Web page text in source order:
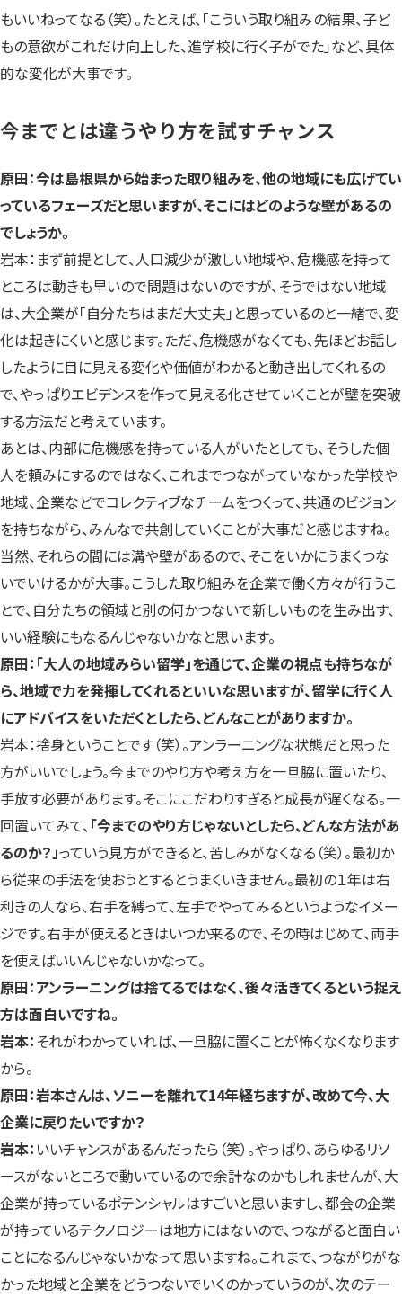
もいいねってなる（笑）。たとえば、「こういう取り組みの結果、子ど
もの意欲がこれだけ向上した、進学校に行く子がでた」など、具体
的な変化が大事です。
今までとは違うやり方を試すチャンス
原田：今は島根県から始まった取り組みを、他の地域にも広げてい
っているフェーズだと思いますが、そこにはどのような壁があるの
でしょうか。
岩本：まず前提として、人口減少が激しい地域や、危機感を持って
ところは動きも早いので問題はないのですが、そうではない地域
は、大企業が「自分たちはまだ大丈夫」と思っているのと一緒で、変
化は起きにくいと感じます。ただ、危機感がなくても、先ほどお話し
したように目に見える変化や価値がわかると動き出してくれるの
で、やっぱりエビデンスを作って見える化させていくことが壁を突破
する方法だと考えています。
あとは、内部に危機感を持っている人がいたとしても、そうした個
人を頼みにするのではなく、これまでつながっていなかった学校や
地域、企業などでコレクティブなチームをつくって、共通のビジョン
を持ちながら、みんなで共創していくことが大事だと感じますね。
当然、それらの間には溝や壁があるので、そこをいかにうまくつな
いでいけるかが大事。こうした取り組みを企業で働く方々が行うこ
とで、自分たちの領域と別の何かつないで新しいものを生み出す、
いい経験にもなるんじゃないかなと思います。
原田：「大人の地域みらい留学」を通じて、企業の視点も持ちなが
ら、地域で力を発揮してくれるといいな思いますが、留学に行く人
にアドバイスをいただくとしたら、どんなことがありますか。
岩本：捨身ということです（笑）。アンラーニングな状態だと思った
方がいいでしょう。今までのやり方や考え方を一旦脇に置いたり、
手放す必要があります。そこにこだわりすぎると成長が遅くなる。一
回置いてみて、「今までのやり方じゃないとしたら、どんな方法があ
るのか？」っていう見方ができると、苦しみがなくなる（笑）。最初か
ら従来の手法を使おうとするとうまくいきません。最初の１年は右
利きの人なら、右手を縛って、左手でやってみるというようなイメー
ジです。右手が使えるときはいつか来るので、その時はじめて、両手
を使えばいいんじゃないかなって。
原田：アンラーニングは捨てるではなく、後々活きてくるという捉え
方は面白いですね。
岩本： それがわかっていれば、一旦脇に置くことが怖くなくなります
から。
原田：岩本さんは、ソニーを離れて14年経ちますが、改めて今、大
企業に戻りたいですか？
岩本： いいチャンスがあるんだったら（笑）。やっぱり、あらゆるリソ
ースがないところで動いているので余計なのかもしれませんが、大
企業が持っているポテンシャルはすごいと思いますし、都会の企業
が持っているテクノロジーは地方にはないので、つながると面白い
ことになるんじゃないかなって思いますね。これまで、つながりがな
かった地域と企業をどうつないでいくのかっていうのが、次のテー